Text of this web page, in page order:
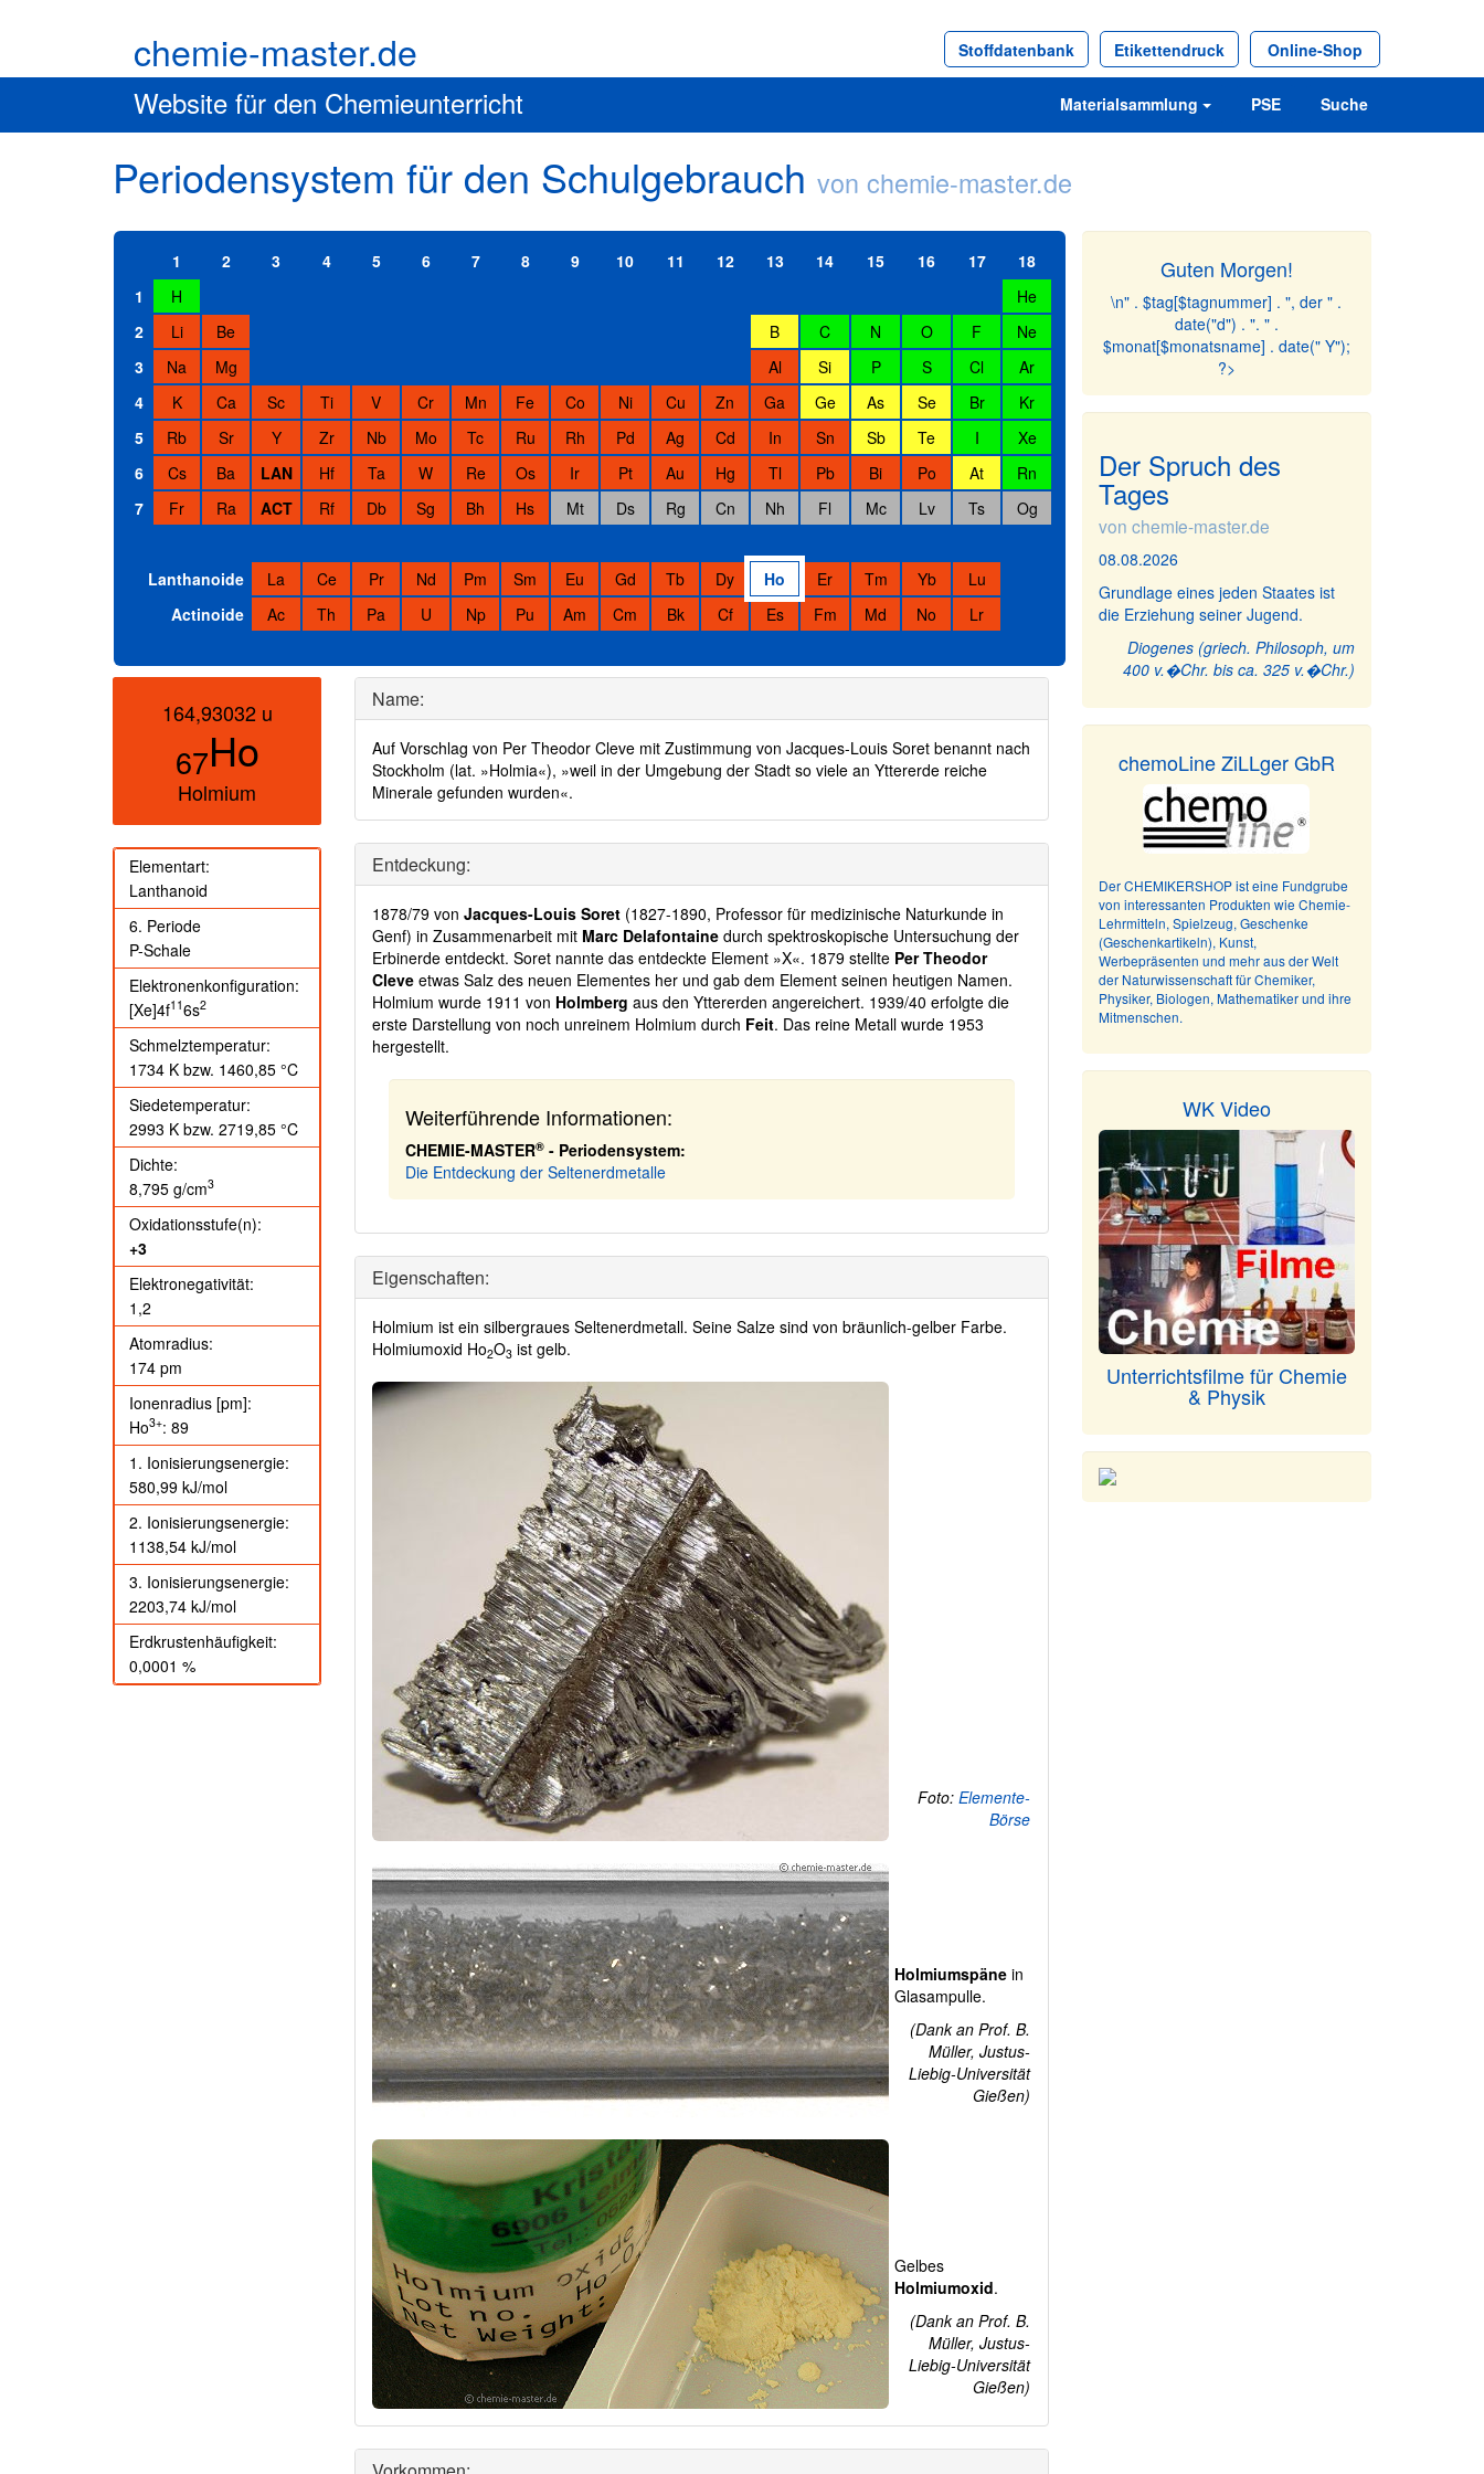
chemie-master.de
Website für den Chemieunterricht Suche
PSE
Materialsammlung
Online-Shop
Etikettendruck
Stoffdatenbank
Periodensystem für den Schulgebrauch von chemie-master.de
1 2 3 4 5 6 7 8 9 10 11 12 13 14 15 16 17
18
1
H
He
2
Li Be B C N O F
Ne
3
Na Mg Al Si P S Cl
Ar
4
K Ca Sc Ti V Cr Mn Fe Co Ni Cu Zn Ga Ge As Se Br
Kr
5
Rb Sr Y Zr Nb Mo Tc Ru Rh Pd Ag Cd In Sn Sb Te I
Xe
6
Cs Ba LAN Hf Ta W Re Os Ir Pt Au Hg Tl Pb Bi Po At
Rn
7
Fr Ra ACT Rf Db Sg Bh Hs Mt Ds Rg Cn Nh Fl Mc Lv Ts Og
Lanthanoide La Ce Pr Nd Pm Sm Eu Gd Tb Dy Ho Er Tm Yb
Lu
Actinoide
Ac Th Pa U Np Pu Am Cm Bk Cf Es Fm Md No Lr
164,93032 u
67Ho
Holmium
Elementart:
Lanthanoid
6. Periode
P-Schale
Elektronenkonfiguration:
[Xe]4f116s2
Schmelztemperatur:
1734 Kbzw. 1460,85 °C
Siedetemperatur:
2993 Kbzw. 2719,85 °C
Dichte:
8,795 g/cm3
Oxidationsstufe(n):
+3
Elektronegativität:
1,2
Atomradius:
174 pm
Ionenradius [pm]:
Ho3+: 89
1. Ionisierungsenergie:
580,99 kJ/mol
2. Ionisierungsenergie:
1138,54 kJ/mol
3. Ionisierungsenergie:
2203,74 kJ/mol
Erdkrustenhäufigkeit:
0,0001 %
Name:
Auf Vorschlag von Per Theodor Cleve mit Zustimmung von Jacques-Louis Soret benannt nach
Stockholm (lat. »Holmia«), »weil in der Umgebung der Stadt so viele an Yttererde reiche
Minerale gefunden wurden«.
Entdeckung:
1878/79 vonJacques-Louis Soret (1827-1890, Professor für medizinische Naturkunde in
Genf) in Zusammenarbeit mit Marc Delafontaine durch spektroskopische Untersuchung der
Erbinerde entdeckt. Soret nannte das entdeckte Element »X«. 1879 stellte Per Theodor
Cleve etwas Salz des neuen Elementes her und gab dem Element seinen heutigen Namen.
Holmium wurde 1911 von Holmberg aus den Yttererden angereichert. 1939/40 erfolgte die
erste Darstellung von noch unreinem Holmium durch Feit. Das reine Metall wurde 1953
hergestellt.
Weiterführende Informationen:
CHEMIE-MASTER® - Periodensystem:
Die Entdeckung der Seltenerdmetalle
Eigenschaften:
Holmium ist ein silbergraues Seltenerdmetall. Seine Salze sind von bräunlich-gelber Farbe.
Holmiumoxid Ho2O3 ist gelb.
Foto:Elemente-
Börse
Holmiumspäne in
Glasampulle.
(Dank an Prof. B.
Müller, Justus-
Liebig-Universität
Gießen)
Gelbes
Holmiumoxid.
(Dank an Prof. B.
Müller, Justus-
Liebig-Universität
Gießen)
Guten Morgen!
\n" . $tag[$tagnummer] . ", der " .
date("d") . ". " .
$monat[$monatsname] . date(" Y");
?>
Der Spruch des
Tages
von chemie-master.de
08.08.2026
Grundlage eines jeden Staates ist
die Erziehung seiner Jugend.
Diogenes (griech. Philosoph, um
400 v.�Chr. bis ca. 325 v.�Chr.)
chemoLine ZiLLger GbR
Der CHEMIKERSHOP ist eine Fundgrube
von interessanten Produkten wie Chemie-
Lehrmitteln, Spielzeug, Geschenke
(Geschenkartikeln), Kunst,
Werbepräsenten und mehr aus der Welt
der Naturwissenschaft für Chemiker,
Physiker, Biologen, Mathematiker und ihre
Mitmenschen.
WK Video
Unterrichtsfilme für Chemie
& Physik